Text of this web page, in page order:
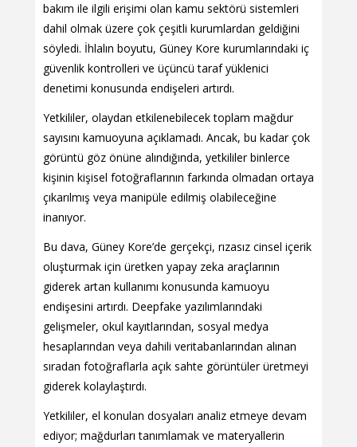
bakım ile ilgili erişimi olan kamu sektörü sistemleri
dahil olmak üzere çok çeşitli kurumlardan geldiğini
söyledi. İhlalın boyutu, Güney Kore kurumlarındaki iç
güvenlik kontrolleri ve üçüncü taraf yüklenici
denetimi konusunda endişeleri artırdı.
Yetkililer, olaydan etkilenebilecek toplam mağdur
sayısını kamuoyuna açıklamadı. Ancak, bu kadar çok
görüntü göz önüne alındığında, yetkililer binlerce
kişinin kişisel fotoğraflarının farkında olmadan ortaya
çıkarılmış veya manipüle edilmiş olabileceğine
inanıyor.
Bu dava, Güney Kore’de gerçekçi, rızasız cinsel içerik
oluşturmak için üretken yapay zeka araçlarının
giderek artan kullanımı konusunda kamuoyu
endişesini artırdı. Deepfake yazılımlarındaki
gelişmeler, okul kayıtlarından, sosyal medya
hesaplarından veya dahili veritabanlarından alınan
sıradan fotoğraflarla açık sahte görüntüler üretmeyi
giderek kolaylaştırdı.
Yetkililer, el konulan dosyaları analiz etmeye devam
ediyor; mağdurları tanımlamak ve materyallerin